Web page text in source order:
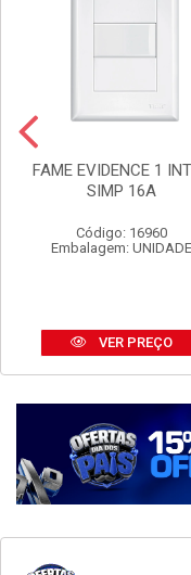
FAME EVIDENCE 1
SIMP 16A
Código: 16960
Embalagem: UNIDADE
VER PREÇO